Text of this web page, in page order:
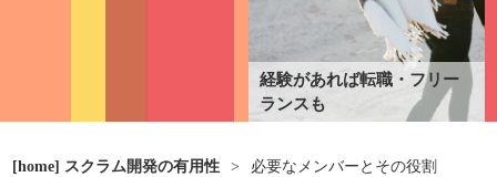
経験があれば転職・フリー
ランスも
[home] スクラム開発の有用性 > 必要なメンバーとその役割